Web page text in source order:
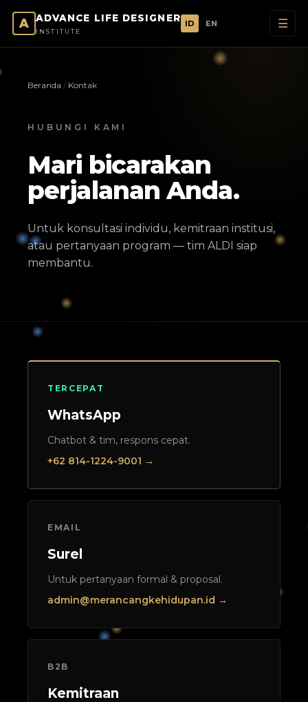
A ADVANCE LIFE DESIGNER
INSTITUTE
ID EN ☰
Beranda / Kontak
HUBUNGI KAMI
Mari bicarakan
perjalanan Anda.
Untuk konsultasi individu, kemitraan institusi,
atau pertanyaan program — tim ALDI siap
membantu.
TERCEPAT
WhatsApp
Chatbot & tim, respons cepat.
+62 814-1224-9001 →
EMAIL
Surel
Untuk pertanyaan formal & proposal.
admin@merancangkehidupan.id →
B2B
Kemitraan